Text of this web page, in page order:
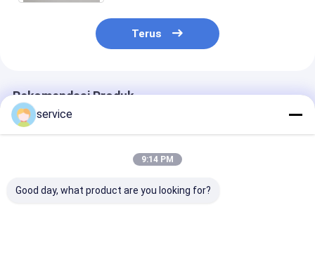
Terus
Rekomendasi Produk
service
9:14 PM
Good day, what product are you looking for?